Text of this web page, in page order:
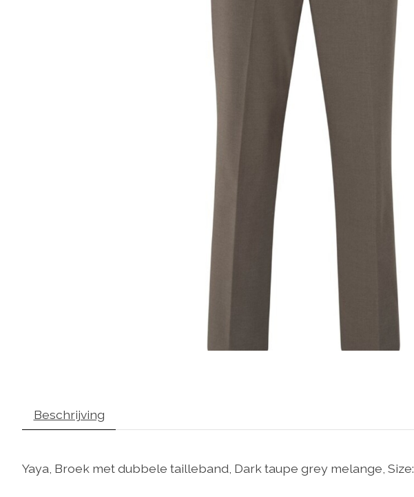
Beschrijving
Yaya, Broek met dubbele tailleband, Dark taupe grey melange, Size: